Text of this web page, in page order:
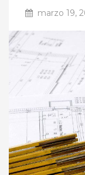
marzo 19,